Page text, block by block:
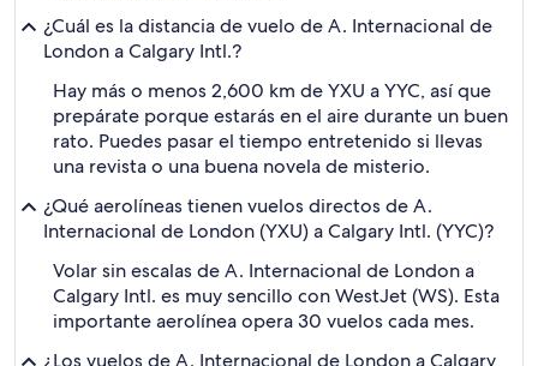
¿Cuál es la distancia de vuelo de A. Internacional de
London a Calgary Intl.?
Hay más o menos 2,600 km de YXU a YYC, así que
prepárate porque estarás en el aire durante un buen
rato. Puedes pasar el tiempo entretenido si llevas
una revista o una buena novela de misterio.
¿Qué aerolíneas tienen vuelos directos de A.
Internacional de London (YXU) a Calgary Intl. (YYC)?
Volar sin escalas de A. Internacional de London a
Calgary Intl. es muy sencillo con WestJet (WS). Esta
importante aerolínea opera 30 vuelos cada mes.
¿Los vuelos de A. Internacional de London a Calgary